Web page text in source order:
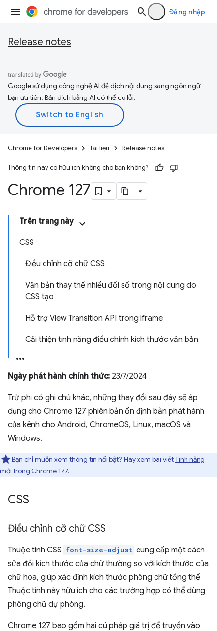
Đăng nhập
Release notes
Google sử dụng công nghệ AI để dịch nội dung sang ngôn ngữ
bạn ưu tiên. Bản dịch bằng AI có thể có lỗi.
Chrome for Developers Tài liệu Release notes
Thông tin này có hữu ích không cho bạn không?
Chrome 127
Trên trang này
CSS
Điều chỉnh cỡ chữ CSS
Văn bản thay thế nhiều đối số trong nội dung do
CSS tạo
Hỗ trợ View Transition API trong iframe
Cải thiện tính năng điều chỉnh kích thước văn bản
Ngày phát hành chính thức: 23/7/2024
Trừ phi có ghi chú khác, những thay đổi sau đây sẽ áp
dụng cho Chrome 127 phiên bản ổn định bản phát hành
của kênh cho Android, ChromeOS, Linux, macOS và
Windows.
Bạn chỉ muốn xem thông tin nổi bật? Hãy xem bài viếtTính năng
mới trong Chrome 127.
CSS
Điều chỉnh cỡ chữ CSS
Thuộc tính CSS font-size-adjust cung cấp một cách
sửa đổi kích thước của chữ thường so với kích thước của
chữ hoa, giúp xác định kích thước phông chữ tổng thể.
Thuộc tính này hữu ích cho các trường hợp có thể dùng
phông chữ dự phòng.
Chrome 127 bao gồm hai cú pháp giá trị để truyền vào